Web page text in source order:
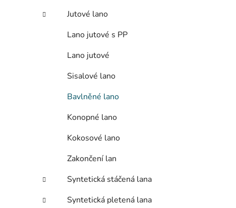
Jutové lano
Lano jutové s PP
Lano jutové
Sisalové lano
Bavlněné lano
Konopné lano
Kokosové lano
Zakončení lan
Syntetická stáčená lana
Syntetická pletená lana